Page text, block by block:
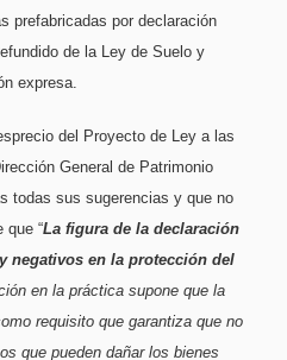
prefabricadas por declaración
de la Ley de Suelo y
expresa.
del Proyecto de Ley a las
General de Patrimonio
todas sus sugerencias y que no
que “La figura de la declaración
negativos en la protección del
en la práctica supone que la
requisito que garantiza que no
que pueden dañar los bienes